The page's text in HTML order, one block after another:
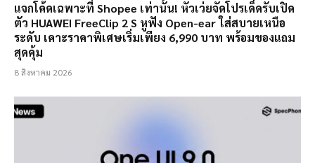
แจกโค้ดเฉพาะที่ Shopee เท่านั้น! หัวเว่ยจัดโปรเด็ดรับเปิด
ตัว HUAWEI FreeClip 2 S หูฟัง Open-ear ใส่สบายเหนือ
ระดับ เคาะราคาพิเศษเริ่มเพียง 6,990 บาท พร้อมของแถม
สุดคุ้ม
8 สิงหาคม 2026